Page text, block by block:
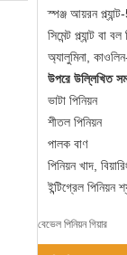
স্পঞ্জ আয়রন
সিমেন্ট প্ল্যান্ট বা
অ্যালুমিনা,
উপরে উল্লিখিত
ভাটা পিনিয়ন
শীতল পিনিয়ন
পালক বাণ
পিনিয়ন খাদ,
ইন্টিগ্রেল পিনিয়ন
বেভেল পিনিয়ন গিয়ার